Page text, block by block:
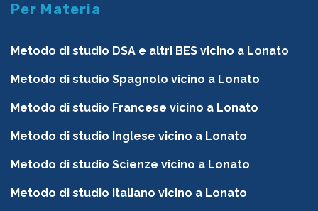
Per Materia
Metodo di studio DSA e altri BES vicino a Lonato
Metodo di studio Spagnolo vicino a Lonato
Metodo di studio Francese vicino a Lonato
Metodo di studio Inglese vicino a Lonato
Metodo di studio Scienze vicino a Lonato
Metodo di studio Italiano vicino a Lonato